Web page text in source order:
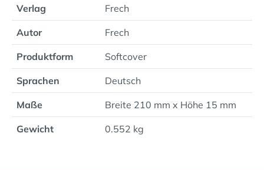
Verlag Frech
Autor Frech
Produktform Softcover
Sprachen Deutsch
Maße Breite 210 mm x Höhe 15 mm
Gewicht 0.552 kg